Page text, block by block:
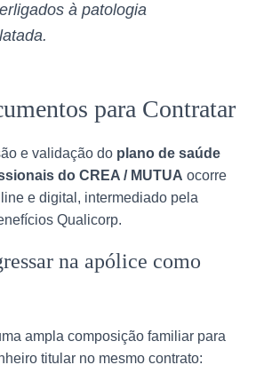
à patologia
para Contratar
e validação do plano de saúde
do CREA / MUTUA ocorre
e digital, intermediado pela
Qualicorp.
na apólice como
ampla composição familiar para
titular no mesmo contrato: